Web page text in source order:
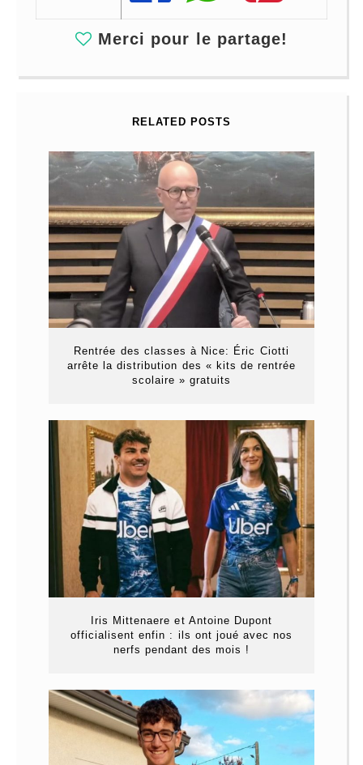
Merci pour le partage!
RELATED POSTS
Rentrée des classes à Nice: Éric Ciotti
arrête la distribution des « kits de rentrée
scolaire » gratuits
Iris Mittenaere et Antoine Dupont
officialisent enfin : ils ont joué avec nos
nerfs pendant des mois !